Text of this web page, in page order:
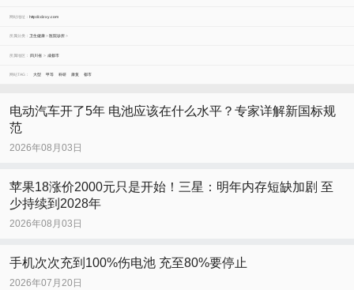
网站地址： http://cdzxy.com
所属分类： 卫生健康>医院诊所>
所属地区： 四川省> 成都市
网站TAG： 大型 甲等 科研 康复 都市
电动汽车开了5年 电池应该在什么水平？专家详解新国标规
范
2026年08月03日
苹果18涨价2000元只是开始！三星：明年内存短缺加剧 至
少持续到2028年
2026年08月03日
手机次次充到100%伤电池 充至80%要停止
2026年07月20日